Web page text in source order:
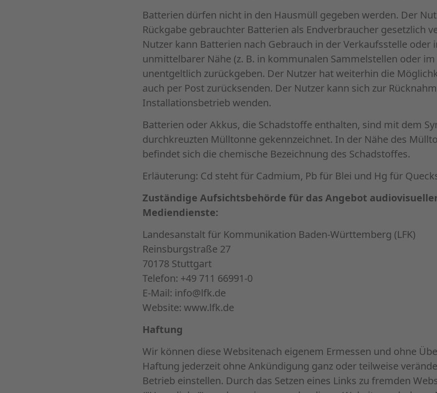
Batterien dürfen nicht in den Hausmüll gegeben werden. Der
Rückgabe gebrauchter Batterien als Endverbraucher gesetzlich
Nutzer kann Batterien nach Gebrauch in der Verkaufsstelle oder
unmittelbarer Nähe (z. B. in kommunalen Sammelstellen oder im
unentgeltlich zurückgeben. Der Nutzer hat weiterhin die
auch per Post zurücksenden. Der Nutzer kann sich zur
Installationsbetrieb wenden.
Batterien oder Akkus, die Schadstoffe enthalten, sind mit dem
durchkreuzten Mülltonne gekennzeichnet. In der Nähe des
befindet sich die chemische Bezeichnung des Schadstoffes.
Erläuterung: Cd steht für Cadmium, Pb für Blei und Hg für
Zuständige Aufsichtsbehörde für das Angebot
Mediendienste:
Landesanstalt für Kommunikation Baden-Württemberg (LFK)
Reinsburgstraße 27
70178 Stuttgart
Telefon: +49 711 66991-0
E-Mail: info@lfk.de
Website: www.lfk.de
Haftung
Wir können diese Websitenach eigenem Ermessen und ohne
Haftung jederzeit ohne Ankündigung ganz oder teilweise
Betrieb einstellen. Durch das Setzen eines Links zu fremden